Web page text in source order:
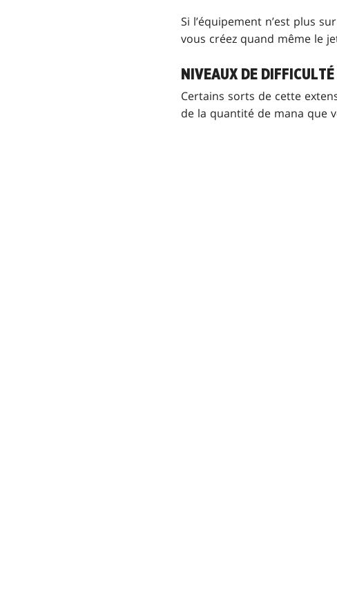
Si l’équipement n’est plus
vous créez quand même le
NIVEAUX DE DIFFICULTÉ
Certains sorts de cette
de la quantité de mana que